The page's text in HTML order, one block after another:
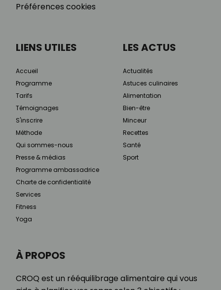
Préférences cookies
À PROPOS
CROQ est un rééquilibrage alimentaire qui vous
LIENS UTILES
Accueil
Programme
Tarifs
Témoignages
S'inscrire
Méthode
Qui sommes-nous
Presse & médias
Programme ambassadrice
Charte de confidentialité
Services
Fitness
Yoga
LES ACTUS
Actualités
Astuces culinaires
Alimentation
Bien-être
Minceur
Recettes
Santé
Sport